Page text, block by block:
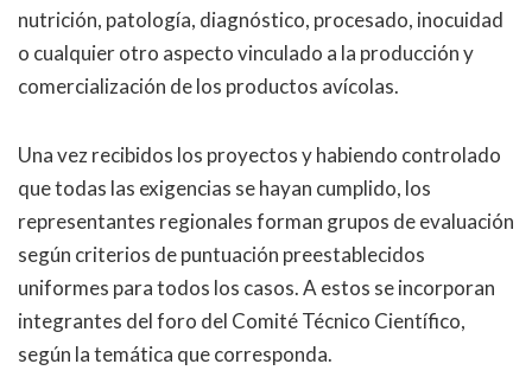
nutrición, patología, diagnóstico, procesado, inocuidad
o cualquier otro aspecto vinculado a la producción y
comercialización de los productos avícolas.
Una vez recibidos los proyectos y habiendo controlado
que todas las exigencias se hayan cumplido, los
representantes regionales forman grupos de evaluación
según criterios de puntuación preestablecidos
uniformes para todos los casos. A estos se incorporan
integrantes del foro del Comité Técnico Científico,
según la temática que corresponda.